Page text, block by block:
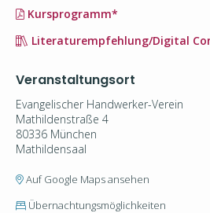
Kursprogramm*
Literaturempfehlung/Digital
Veranstaltungsort
Evangelischer Handwerker-Verein
Mathildenstraße 4
80336 München
Mathildensaal
Auf Google Maps ansehen
Übernachtungsmöglichkeiten